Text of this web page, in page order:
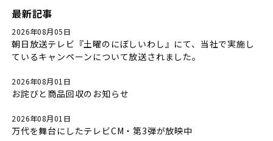
最新記事
2026年08月05日
朝日放送テレビ『土曜のにぼしいわし』にて、当社で実施し
ているキャンペーンについて放送されました。
2026年08月01日
お詫びと商品回収のお知らせ
2026年08月01日
万代を舞台にしたテレビCM・第3弾が放映中